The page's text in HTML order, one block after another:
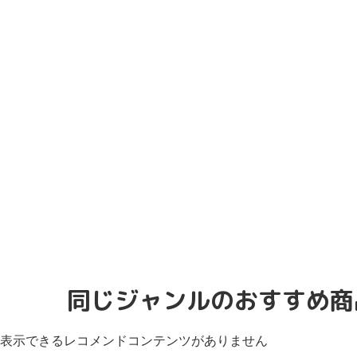
同じジャンルのおすすめ
表示できるレコメンドコンテンツがありません